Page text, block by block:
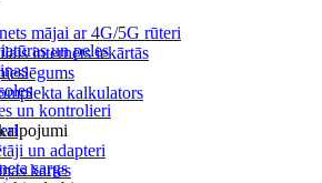
mājai ar 4G/5G rūteri
internets iekārtās
kalkulators
sargs
un peles
un kontrolieri
un adapteri
kartes